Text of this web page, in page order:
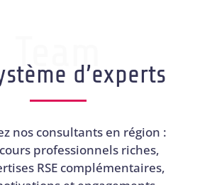
Teamd’experts
nos consultants en région :
professionnels riches,
RSE complémentaires,